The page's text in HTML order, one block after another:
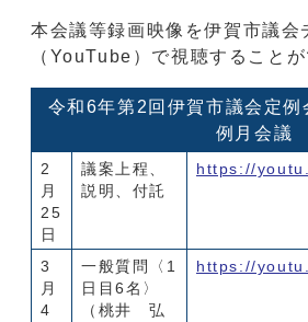
本会議等録画映像を伊賀市議会
（YouTube）で視聴することが
令和6年第2回伊賀市議会定
例月会議
2
月
25
日
議案上程、
説明、付託
https://
3
月
4
一般質問〈1
日目6名〉
（桃井 弘
https://